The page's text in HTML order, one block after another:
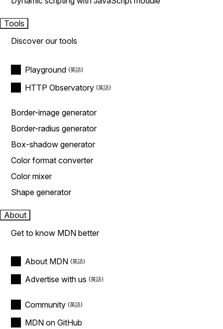
Tools
Discover our tools
Playground
HTTP Observatory
Border-image generator
Border-radius generator
Box-shadow generator
Color format converter
Color mixer
Shape generator
About
Get to know MDN better
About MDN
Advertise with us
Community
MDN on GitHub